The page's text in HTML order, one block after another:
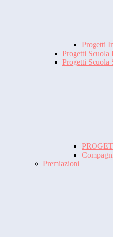
Progetti
Progetti Scuola
Progetti Scuola
Premiazioni